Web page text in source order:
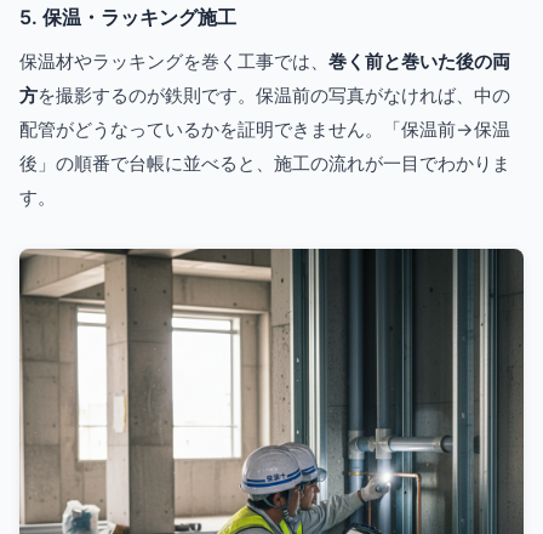
5. 保温・ラッキング施工
保温材やラッキングを巻く工事では、 巻く前と巻いた後の両
方を撮影するのが鉄則です。保温前の写真がなければ、中の
配管がどうなっているかを証明できません。「保温前→保温
後」の順番で台帳に並べると、施工の流れが一目でわかりま
す。